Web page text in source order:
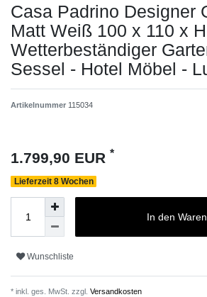
Casa Padrino Designer
Matt Weiß 100 x 110 x
Wetterbeständiger
Sessel - Hotel Möbel -
Artikelnummer 115034
1.799,90 EUR *
Lieferzeit 8 Wochen
In den
Wunschliste
* inkl. ges. MwSt. zzgl. Versandkosten